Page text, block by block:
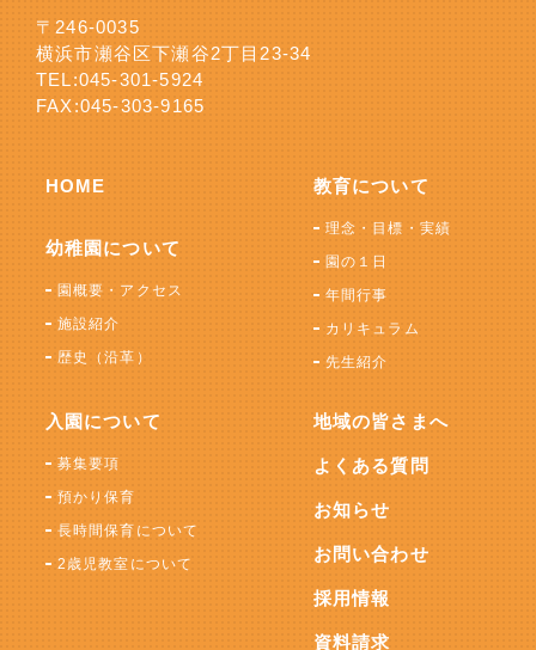
〒246-0035
横浜市瀬谷区下瀬谷2丁目23-34
TEL:045-301-5924
FAX:045-303-9165
HOME
幼稚園について
園概要・アクセス
施設紹介
歴史（沿革）
教育について
理念・目標・実績
園の１日
年間行事
カリキュラム
先生紹介
入園について
募集要項
預かり保育
長時間保育について
2歳児教室について
地域の皆さまへ
よくある質問
お知らせ
お問い合わせ
採用情報
資料請求